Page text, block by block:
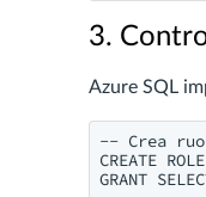
3.
Azure SQL
-- Crea
CREATE